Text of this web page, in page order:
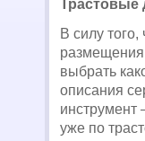
Трастовые
В силу
размещения
выбрать
описания
уже по